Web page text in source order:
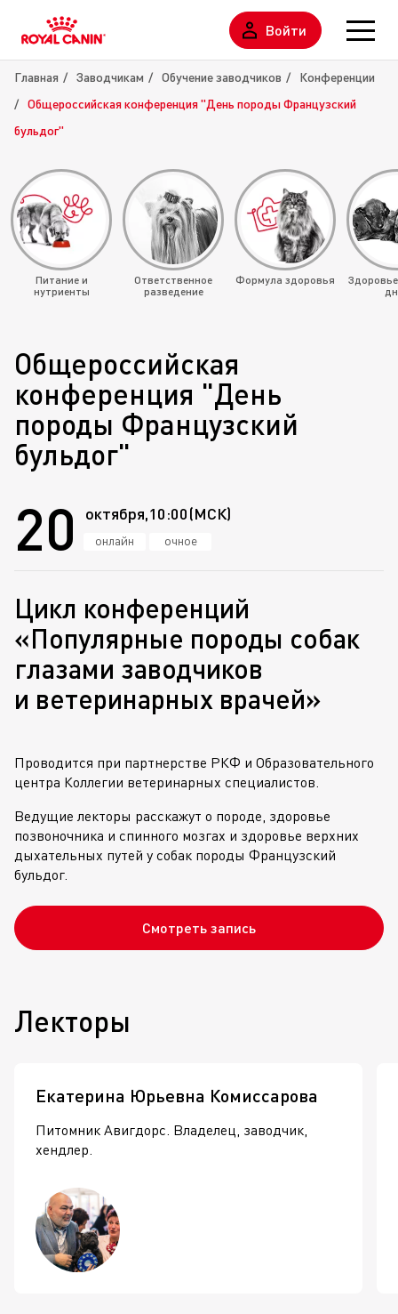
Войти
Главная Заводчикам Обучение заводчиков
Конференции
Общероссийская конференция "День породы Французский
бульдог"
Питание и
нутриенты
Ответственное
разведение
Формула здоровья
Общероссийская
конференция "День
породы Французский
бульдог"
20 октября,10:00(МСК)
онлайн очное
Цикл конференций
«Популярные породы собак
глазами заводчиков
и ветеринарных врачей»
Проводится при партнерстве РКФ и Образовательного
центра Коллегии ветеринарных специалистов.
Ведущие лекторы расскажут о породе, здоровье
позвоночника и спинного мозгах и здоровье верхних
дыхательных путей у собак породы Французский
бульдог.
Смотреть запись
Лекторы
Екатерина Юрьевна Комиссарова
Питомник Авигдорс. Владелец, заводчик,
хендлер.